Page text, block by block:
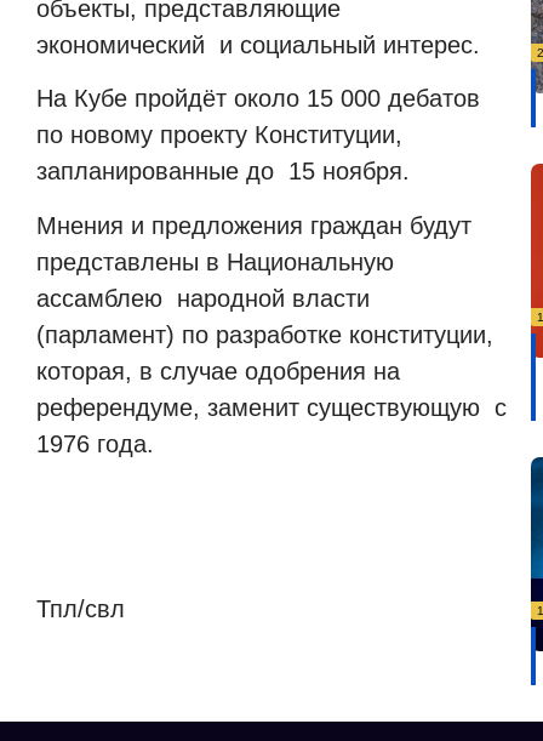
объекты, представляющие
экономический и социальный интерес.
На Кубе пройдёт около 15 000 дебатов
по новому проекту Конституции,
запланированные до 15 ноября.
Мнения и предложения граждан будут
представлены в Национальную
ассамблею народной власти
(парламент) по разработке конституции,
которая, в случае одобрения на
референдуме, заменит существующую с
1976 года.
Тпл/свл